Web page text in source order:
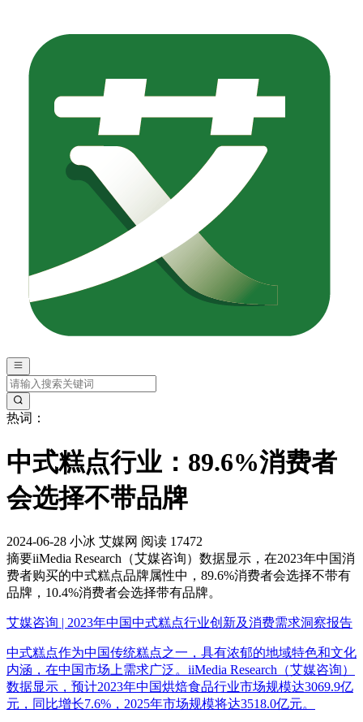
热词：
中式糕点行业：89.6%消费者
会选择不带品牌
2024-06-28 小冰 艾媒网 阅读 17472
摘要iiMedia Research（艾媒咨询）数据显示，在2023年中国消
费者购买的中式糕点品牌属性中，89.6%消费者会选择不带有
品牌，10.4%消费者会选择带有品牌。
艾媒咨询 | 2023年中国中式糕点行业创新及消费需求洞察报告
中式糕点作为中国传统糕点之一，具有浓郁的地域特色和文化
内涵，在中国市场上需求广泛。iiMedia Research（艾媒咨询）
数据显示，预计2023年中国烘焙食品行业市场规模达3069.9亿
元，同比增长7.6%，2025年市场规模将达3518.0亿元。